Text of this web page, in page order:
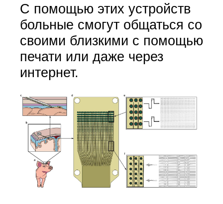
С помощью этих устройств
больные смогут общаться со
своими близкими с помощью
печати или даже через
интернет.